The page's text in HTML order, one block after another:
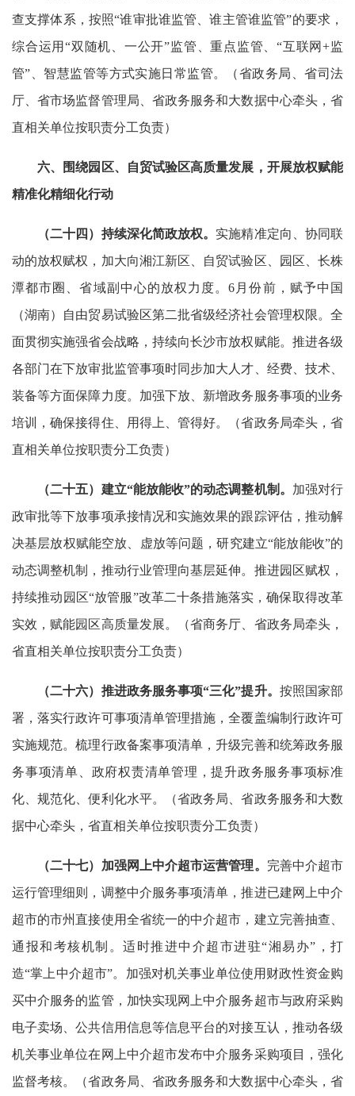
查支撑体系，按照“谁审批谁监管、谁主管谁监管”的要求，
综合运用“双随机、一公开”监管、重点监管、“互联网+监
管”、智慧监管等方式实施日常监管。（省政务局、省司法
厅、省市场监督管理局、省政务服务和大数据中心牵头，省
直相关单位按职责分工负责）
六、围绕园区、自贸试验区高质量发展，开展放权赋能
精准化精细化行动
（二十四）持续深化简政放权。 实施精准定向、协同联
动的放权赋权，加大向湘江新区、自贸试验区、园区、长株
潭都市圈、省域副中心的放权力度。6月份前，赋予中国
（湖南）自由贸易试验区第二批省级经济社会管理权限。全
面贯彻实施强省会战略，持续向长沙市放权赋能。推进各级
各部门在下放审批监管事项时同步加大人才、经费、技术、
装备等方面保障力度。加强下放、新增政务服务事项的业务
培训，确保接得住、用得上、管得好。（省政务局牵头，省
直相关单位按职责分工负责）
（二十五）建立“能放能收”的动态调整机制。 加强对行
政审批等下放事项承接情况和实施效果的跟踪评估，推动解
决基层放权赋能空放、虚放等问题，研究建立“能放能收”的
动态调整机制，推动行业管理向基层延伸。推进园区赋权，
持续推动园区“放管服”改革二十条措施落实，确保取得改革
实效，赋能园区高质量发展。（省商务厅、省政务局牵头，
省直相关单位按职责分工负责）
（二十六）推进政务服务事项“三化”提升。 按照国家部
署，落实行政许可事项清单管理措施，全覆盖编制行政许可
实施规范。梳理行政备案事项清单，升级完善和统筹政务服
务事项清单、政府权责清单管理，提升政务服务事项标准
化、规范化、便利化水平。（省政务局、省政务服务和大数
据中心牵头，省直相关单位按职责分工负责）
（二十七）加强网上中介超市运营管理。 完善中介超市
运行管理细则，调整中介服务事项清单，推进已建网上中介
超市的市州直接使用全省统一的中介超市，建立完善抽查、
通报和考核机制。适时推进中介超市进驻“湘易办”，打
造“掌上中介超市”。加强对机关事业单位使用财政性资金购
买中介服务的监管，加快实现网上中介服务超市与政府采购
电子卖场、公共信用信息等信息平台的对接互认，推动各级
机关事业单位在网上中介超市发布中介服务采购项目，强化
监督考核。（省政务局、省政务服务和大数据中心牵头，省